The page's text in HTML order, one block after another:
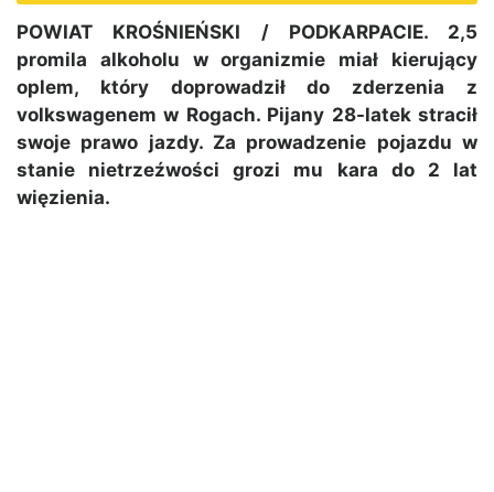
POWIAT KROŚNIEŃSKI / PODKARPACIE. 2,5
promila alkoholu w organizmie miał kierujący
oplem, który doprowadził do zderzenia z
volkswagenem w Rogach. Pijany 28-latek stracił
swoje prawo jazdy. Za prowadzenie pojazdu w
stanie nietrzeźwości grozi mu kara do 2 lat
więzienia.